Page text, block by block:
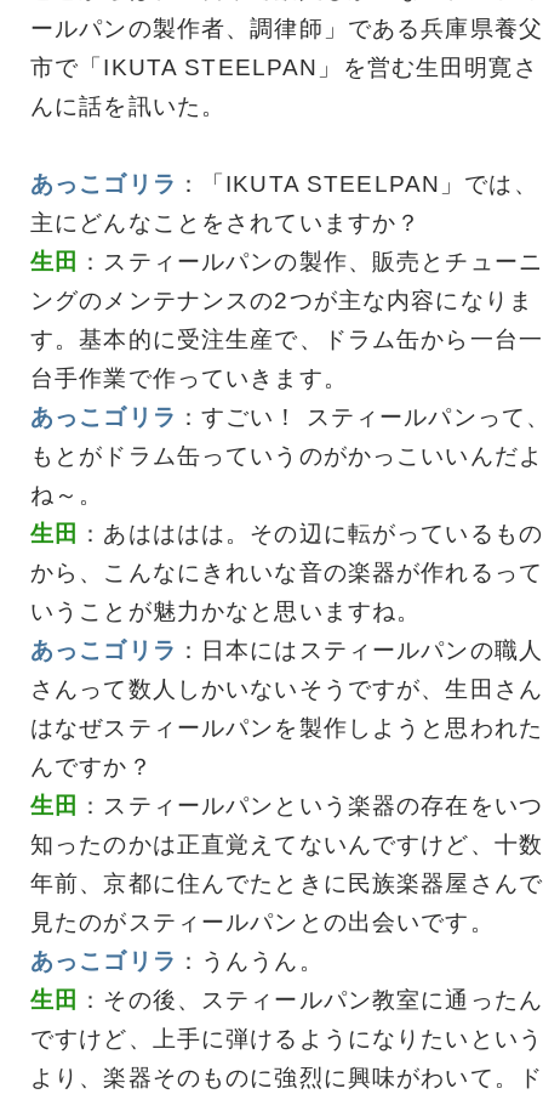
ールパンの製作者、調律師」である兵庫県養父
市で「IKUTA STEELPAN」を営む生田明寛さ
んに話を訊いた。
あっこゴリラ ：「IKUTA STEELPAN」では、
主にどんなことをされていますか？
生田
：スティールパンの製作、販売とチューニ
ングのメンテナンスの2つが主な内容になりま
す。基本的に受注生産で、ドラム缶から一台一
台手作業で作っていきます。
あっこゴリラ ：すごい！ スティールパンって
もとがドラム缶っていうのがかっこいいんだよ
ね～。
生田
：あはははは。その辺に転がっているもの
から、こんなにきれいな音の楽器が作れるって
いうことが魅力かなと思いますね。
あっこゴリラ ：日本にはスティールパンの職人
さんって数人しかいないそうですが、生田さん
はなぜスティールパンを製作しようと思われた
んですか？
生田
：スティールパンという楽器の存在をいつ
知ったのかは正直覚えてないんですけど、十数
年前、京都に住んでたときに民族楽器屋さんで
見たのがスティールパンとの出会いです。
あっこゴリラ ：うんうん。
生田
：その後、スティールパン教室に通ったん
ですけど、上手に弾けるようになりたいという
より、楽器そのものに強烈に興味がわいて。ド